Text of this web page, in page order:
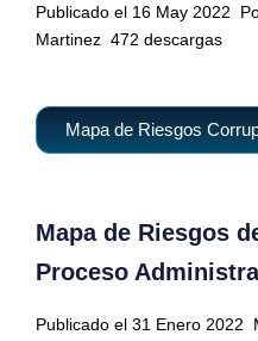
Publicado el 16 May 2022
Martinez 472 descargas
Mapa de Riesgos
Mapa de Riesgos
Proceso
Publicado el 31 Enero 2022